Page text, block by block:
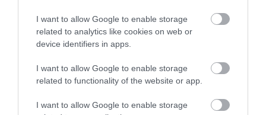
I want to allow Google to enable storage
related to analytics like cookies on web or
device identifiers in apps.
I want to allow Google to enable storage
related to functionality of the website or app.
I want to allow Google to enable storage